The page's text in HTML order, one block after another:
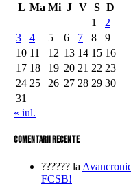
L Ma Mi J V S D
1
2
3
4 5 6 7 8
9
10 11 12 13 14 15 16
17 18 19 20 21 22 23
24 25 26 27 28 29 30
31
« iul.
comentarii recente
?????? la
FCSB!